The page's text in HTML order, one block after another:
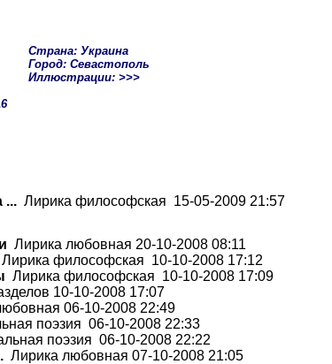
Страна: Украина
Город: Севастополь
Иллюстрации: >>>
... Лирика философская 15-05-2009 21:57
Лирика любовная 20-10-2008 08:11
Лирика философская 10-10-2008 17:12
Лирика философская 10-10-2008 17:09
10-10-2008 17:07
06-10-2008 22:49
поэзия 06-10-2008 22:33
поэзия 06-10-2008 22:22
Лирика любовная 07-10-2008 21:05